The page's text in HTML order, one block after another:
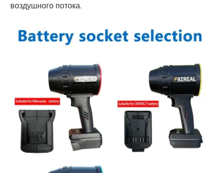
воздушного потока.